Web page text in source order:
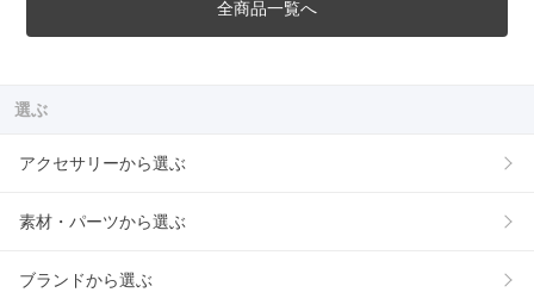
全商品一覧へ
選ぶ
アクセサリーから選ぶ
素材・パーツから選ぶ
ブランドから選ぶ